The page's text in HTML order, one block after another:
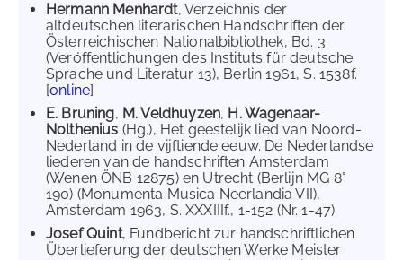
Hermann Menhardt, Verzeichnis der
altdeutschen literarischen Handschriften der
Österreichischen Nationalbibliothek, Bd. 3
(Veröffentlichungen des Instituts für deutsche
Sprache und Literatur 13), Berlin 1961, S. 1538f.
[online]
E. Bruning, M. Veldhuyzen, H. Wagenaar-
Nolthenius (Hg.), Het geestelijk lied van Noord-
Nederland in de vijftiende eeuw. De Nederlandse
liederen van de handschriften Amsterdam
(Wenen ÖNB 12875) en Utrecht (Berlijn MG 8°
190) (Monumenta Musica Neerlandia VII),
Amsterdam 1963, S. XXXIIIf., 1-152 (Nr. 1-47).
Josef Quint, Fundbericht zur handschriftlichen
Überlieferung der deutschen Werke Meister